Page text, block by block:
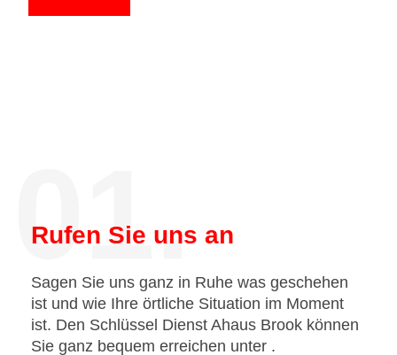
01.
Rufen Sie uns an
Sagen Sie uns ganz in Ruhe was geschehen
ist und wie Ihre örtliche Situation im Moment
ist. Den Schlüssel Dienst Ahaus Brook können
Sie ganz bequem erreichen unter .